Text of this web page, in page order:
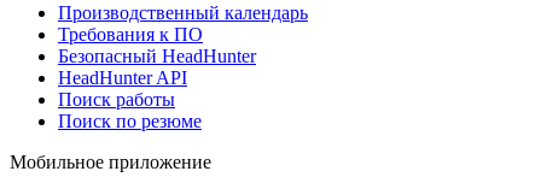
Производственный календарь
Требования к ПО
Безопасный HeadHunter
HeadHunter API
Поиск работы
Поиск по резюме
Мобильное приложение